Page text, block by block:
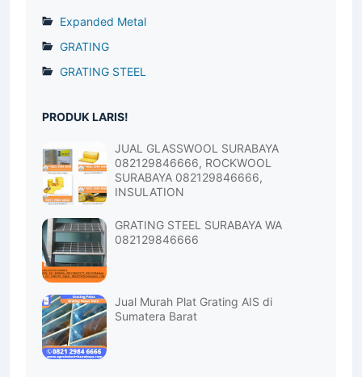
Expanded Metal
GRATING
GRATING STEEL
PRODUK LARIS!
JUAL GLASSWOOL SURABAYA
082129846666, ROCKWOOL
SURABAYA 082129846666,
INSULATION
GRATING STEEL SURABAYA WA
082129846666
Jual Murah Plat Grating AIS di
Sumatera Barat